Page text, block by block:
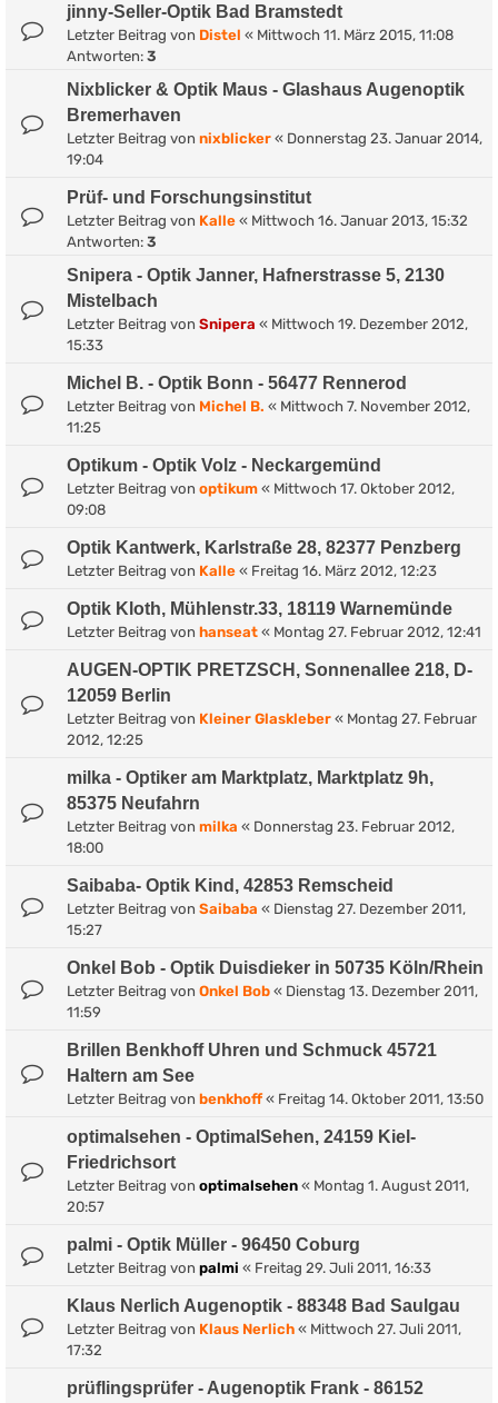
jinny-Seller-Optik Bad Bramstedt
Letzter Beitrag von Distel « Mittwoch 11. März 2015, 11:08
Antworten: 3
Nixblicker & Optik Maus - Glashaus Augenoptik
Bremerhaven
Letzter Beitrag von nixblicker « Donnerstag 23. Januar 2014,
19:04
Prüf- und Forschungsinstitut
Letzter Beitrag von Kalle « Mittwoch 16. Januar 2013, 15:32
Antworten: 3
Snipera - Optik Janner, Hafnerstrasse 5, 2130
Mistelbach
Letzter Beitrag von Snipera « Mittwoch 19. Dezember 2012,
15:33
Michel B. - Optik Bonn - 56477 Rennerod
Letzter Beitrag von Michel B. « Mittwoch 7. November 2012,
11:25
Optikum - Optik Volz - Neckargemünd
Letzter Beitrag von optikum « Mittwoch 17. Oktober 2012,
09:08
Optik Kantwerk, Karlstraße 28, 82377 Penzberg
Letzter Beitrag von Kalle « Freitag 16. März 2012, 12:23
Optik Kloth, Mühlenstr.33, 18119 Warnemünde
Letzter Beitrag von hanseat « Montag 27. Februar 2012, 12:41
AUGEN-OPTIK PRETZSCH, Sonnenallee 218, D-
12059 Berlin
Letzter Beitrag von Kleiner Glaskleber « Montag 27. Februar
2012, 12:25
milka - Optiker am Marktplatz, Marktplatz 9h,
85375 Neufahrn
Letzter Beitrag von milka « Donnerstag 23. Februar 2012,
18:00
Saibaba- Optik Kind, 42853 Remscheid
Letzter Beitrag von Saibaba « Dienstag 27. Dezember 2011,
15:27
Onkel Bob - Optik Duisdieker in 50735 Köln/Rhein
Letzter Beitrag von Onkel Bob « Dienstag 13. Dezember 2011,
11:59
Brillen Benkhoff Uhren und Schmuck 45721
Haltern am See
Letzter Beitrag von benkhoff« Freitag 14. Oktober 2011, 13:50
optimalsehen - OptimalSehen, 24159 Kiel-
Friedrichsort
Letzter Beitrag von optimalsehen « Montag 1. August 2011,
20:57
palmi - Optik Müller - 96450 Coburg
Letzter Beitrag von palmi « Freitag 29. Juli 2011, 16:33
Klaus Nerlich Augenoptik - 88348 Bad Saulgau
Letzter Beitrag von Klaus Nerlich « Mittwoch 27. Juli 2011,
17:32
prüflingsprüfer - Augenoptik Frank - 86152